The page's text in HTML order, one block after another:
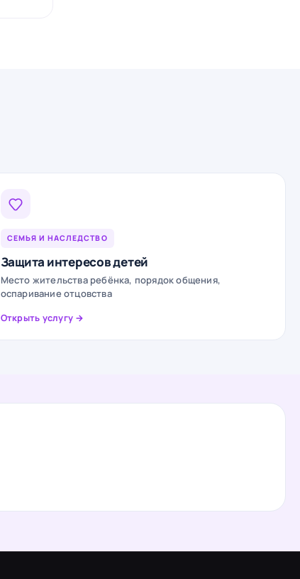
СЕМЬЯ И НАСЛЕДСТВО
Защита интересов детей
Место жительства ребёнка, порядок общения,
оспаривание отцовства
Открыть услугу →